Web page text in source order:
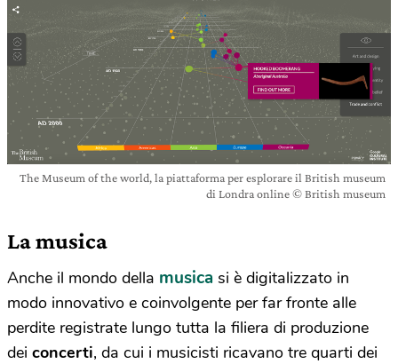
The Museum of the world, la piattaforma per esplorare il British museum
di Londra online © British museum
La musica
Anche il mondo della musica si è digitalizzato in
modo innovativo e coinvolgente per far fronte alle
perdite registrate lungo tutta la filiera di produzione
dei concerti, da cui i musicisti ricavano tre quarti dei